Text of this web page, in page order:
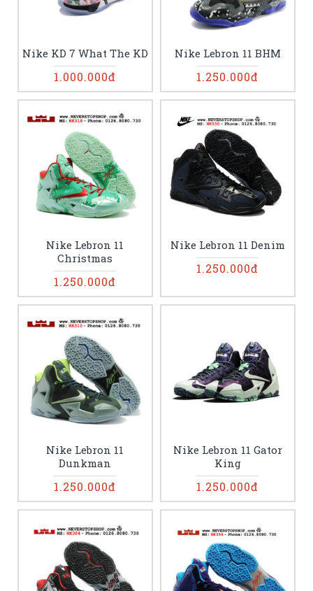
Nike KD 7 What The KD
1.000.000đ
Nike Lebron 11 BHM
1.250.000đ
Nike Lebron 11
Christmas
1.250.000đ
Nike Lebron 11 Denim
1.250.000đ
Nike Lebron 11
Dunkman
1.250.000đ
Nike Lebron 11 Gator
King
1.250.000đ